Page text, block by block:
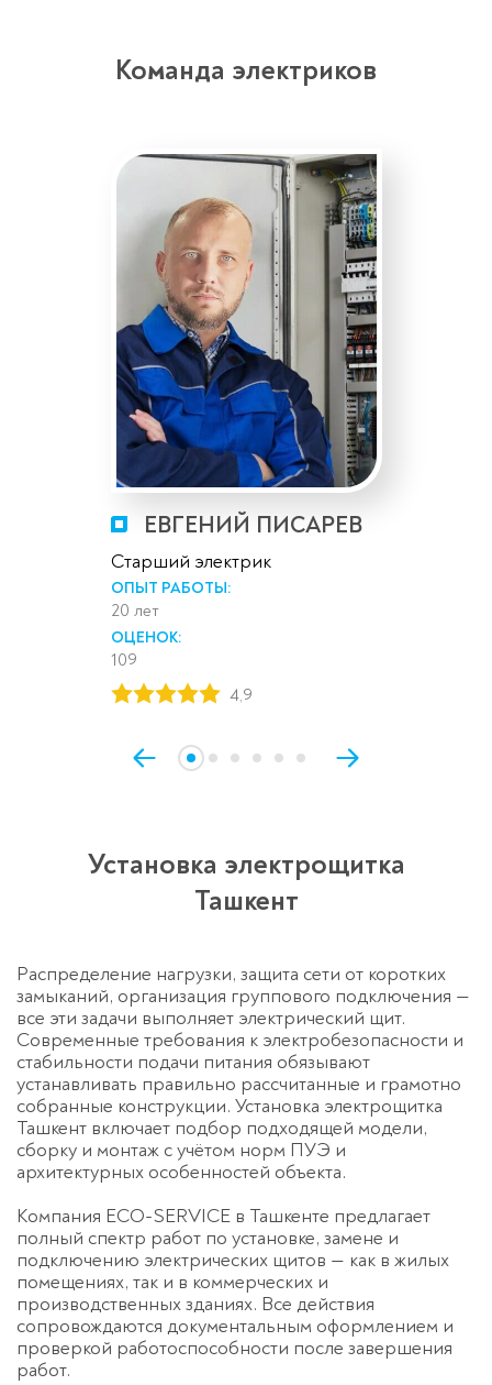
Команда электриков
ЕВГЕНИЙ ПИСАРЕВ
Старший электрик
ОПЫТ РАБОТЫ:
20 лет
ОЦЕНОК:
109
4,9
Установка электрощитка
Ташкент
Распределение нагрузки, защита сети от коротких
замыканий, организация группового подключения —
все эти задачи выполняет электрический щит.
Современные требования к электробезопасности и
стабильности подачи питания обязывают
устанавливать правильно рассчитанные и грамотно
собранные конструкции. Установка электрощитка
Ташкент включает подбор подходящей модели,
сборку и монтаж с учётом норм ПУЭ и
архитектурных особенностей объекта.
Компания ECO-SERVICE в Ташкенте предлагает
полный спектр работ по установке, замене и
подключению электрических щитов — как в жилых
помещениях, так и в коммерческих и
производственных зданиях. Все действия
сопровождаются документальным оформлением и
проверкой работоспособности после завершения
работ.